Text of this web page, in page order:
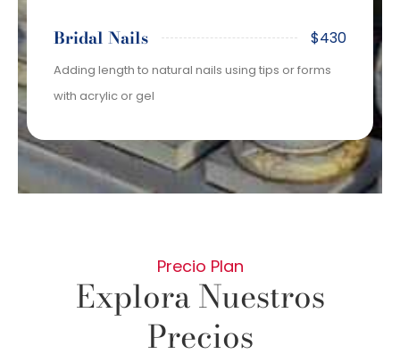
Bridal Nails $430
Adding length to natural nails using tips or forms
with acrylic or gel
Precio Plan
Explora Nuestros
Precios